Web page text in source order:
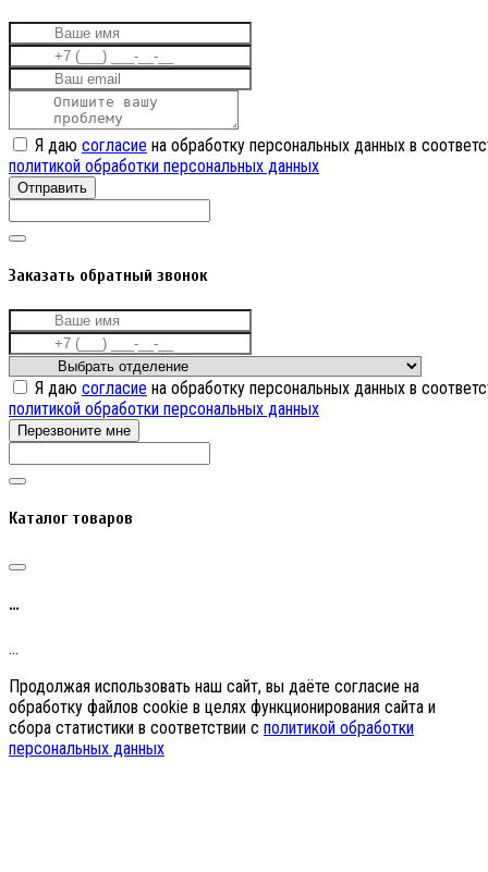
Я даю согласие на обработку персональных данных в
политикой обработки персональных данных
Отправить
Заказать обратный звонок
Я даю согласие на обработку персональных данных в
политикой обработки персональных данных
Перезвоните мне
Каталог товаров
…
…
Продолжая использовать наш сайт, вы даёте согласие на
обработку файлов cookie в целях функционирования сайта и
сбора статистики в соответствии с политикой обработки
персональных данных